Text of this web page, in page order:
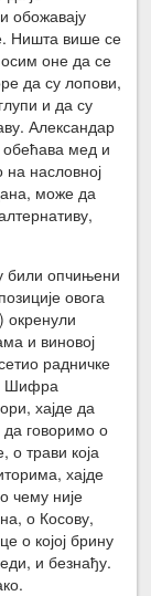
обожавају
Ништа више се
оне да се
да су лопови,
и да су
Александар
мед и
насловној
може да
били опчињени
овога
окренули
и виновој
радничке
Шифра
хајде да
говоримо о
трави која
хајде
чему није
о Косову,
о којој брину
и безнађу.